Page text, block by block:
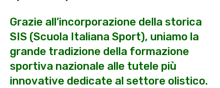
Grazie all’incorporazione della storica
SIS (Scuola Italiana Sport), uniamo la
grande tradizione della formazione
sportiva nazionale alle tutele più
innovative dedicate al settore olistico.